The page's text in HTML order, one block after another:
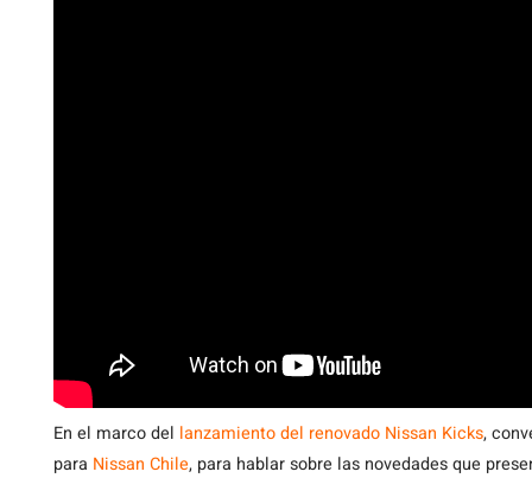
En el marco del lanzamiento del renovado Nissan Kicks,
para Nissan Chile, para hablar sobre las novedades que